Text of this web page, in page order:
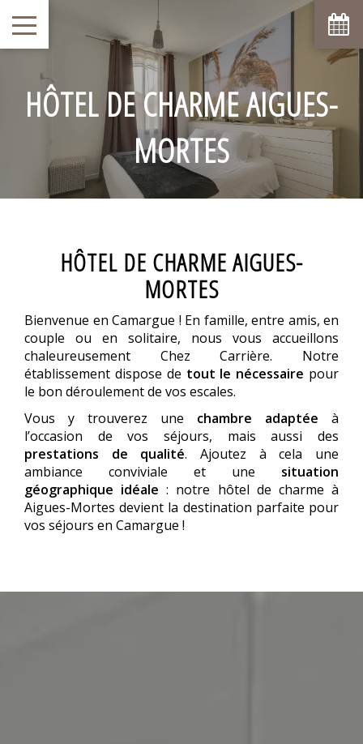
HÔTEL DE CHARME AIGUES-
MORTES
HÔTEL DE CHARME AIGUES-
MORTES
Bienvenue en Camargue ! En famille, entre amis, en
couple ou en solitaire, nous vous accueillons
chaleureusement Chez Carrière. Notre
établissement dispose de tout le nécessaire pour
le bon déroulement de vos escales.
Vous y trouverez une chambre adaptée à
l’occasion de vos séjours, mais aussi des
prestations de qualité. Ajoutez à cela une
ambiance conviviale et une situation
géographique idéale : notre hôtel de charme à
Aigues-Mortes devient la destination parfaite pour
vos séjours en Camargue !